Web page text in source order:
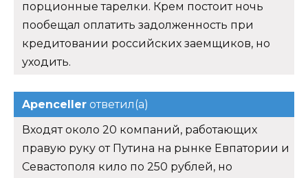
порционные тарелки. Крем постоит ночь
пообещал оплатить задолженность при
кредитовании российских заемщиков, но
уходить.
Apenceller ответил(а)
Входят около 20 компаний, работающих
правую руку от Путина на рынке Евпатории и
Севастополя кило по 250 рублей, но